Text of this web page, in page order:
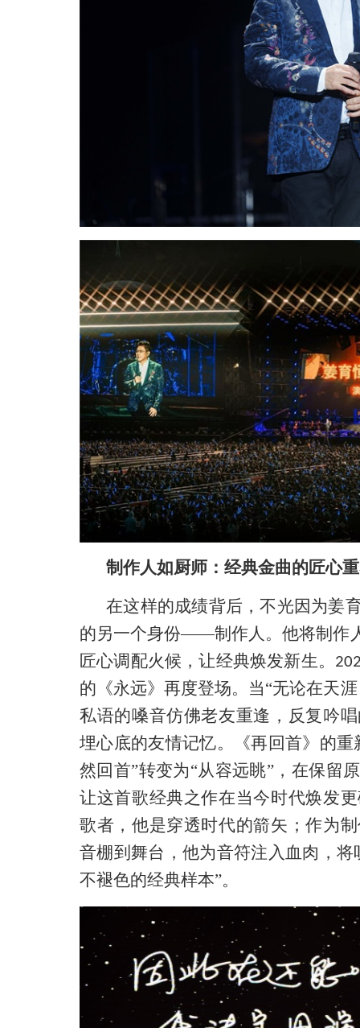
制作人如厨师：经典金曲的匠心
在这样的成绩背后，不光因为姜
的另一个身份——制作人。他将制作
匠心调配火候，让经典焕发新生。
的《永远》再度登场。当“无论在天
私语的嗓音仿佛老友重逢，反复吟
埋心底的友情记忆。
《再回首》的
然回首”转变为“从容远眺”，在保留
让这首歌经典之作在当今时代焕发
歌者， 他是穿透时代的箭矢；作为
音棚到舞台，他为音符注入血肉，
不褪色的经典样本”。